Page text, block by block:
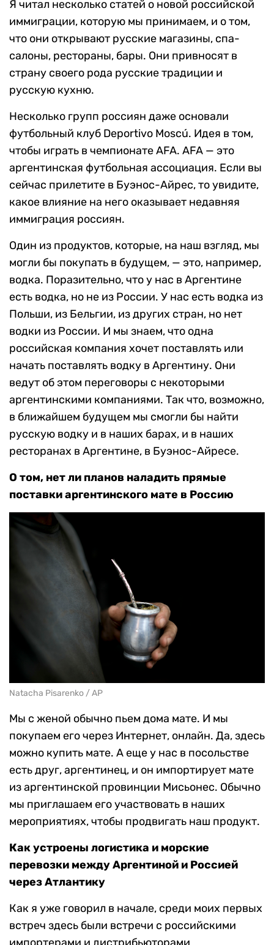
Я читал несколько статей о новой российской
иммиграции, которую мы принимаем, и о том,
что они открывают русские магазины, спа-
салоны, рестораны, бары. Они привносят в
страну своего рода русские традиции и
русскую кухню.
Несколько групп россиян даже основали
футбольный клуб Deportivo Moscú. Идея в том,
чтобы играть в чемпионате AFA. AFA — это
аргентинская футбольная ассоциация. Если вы
сейчас прилетите в Буэнос-Айрес, то увидите,
какое влияние на него оказывает недавняя
иммиграция россиян.
Один из продуктов, которые, на наш взгляд, мы
могли бы покупать в будущем, — это, например,
водка. Поразительно, что у нас в Аргентине
есть водка, но не из России. У нас есть водка из
Польши, из Бельгии, из других стран, но нет
водки из России. И мы знаем, что одна
российская компания хочет поставлять или
начать поставлять водку в Аргентину. Они
ведут об этом переговоры с некоторыми
аргентинскими компаниями. Так что, возможно,
в ближайшем будущем мы смогли бы найти
русскую водку и в наших барах, и в наших
ресторанах в Аргентине, в Буэнос-Айресе.
О том, нет ли планов наладить прямые
поставки аргентинского мате в Россию
Natacha Pisarenko / AP
Мы с женой обычно пьем дома мате. И мы
покупаем его через Интернет, онлайн. Да, здесь
можно купить мате. А еще у нас в посольстве
есть друг, аргентинец, и он импортирует мате
из аргентинской провинции Мисьонес. Обычно
мы приглашаем его участвовать в наших
мероприятиях, чтобы продвигать наш продукт.
Как устроены логистика и морские
перевозки между Аргентиной и Россией
через Атлантику
Как я уже говорил в начале, среди моих первых
встреч здесь были встречи с российскими